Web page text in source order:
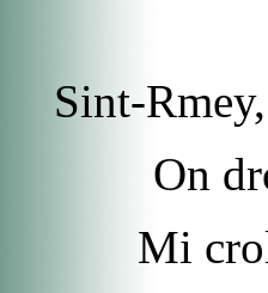
Sint-
On
Mi